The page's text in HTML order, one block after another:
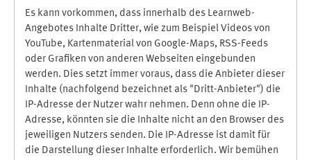
Es kann vorkommen, dass innerhalb des Learnweb-
Angebotes Inhalte Dritter, wie zum Beispiel Videos von
YouTube, Kartenmaterial von Google-Maps, RSS-Feeds
oder Grafiken von anderen Webseiten eingebunden
werden. Dies setzt immer voraus, dass die Anbieter dieser
Inhalte (nachfolgend bezeichnet als "Dritt-Anbieter") die
IP-Adresse der Nutzer wahr nehmen. Denn ohne die IP-
Adresse, könnten sie die Inhalte nicht an den Browser des
jeweiligen Nutzers senden. Die IP-Adresse ist damit für
die Darstellung dieser Inhalte erforderlich. Wir bemühen